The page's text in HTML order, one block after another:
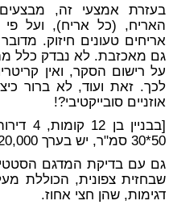
בעזרת אמצעי זה,
האריח, (כל אריח), ועל
אריחים טעונים חיזוק.
גם מאכזבת. לא נבדק כלל
על רישום הסקר, ואין
לכך. זאת ועוד, לא ברור
אוזניים סובייקטיבי?!
50*30 סמ"ר, יש בערך 20,000 אבני חיפוי - חומר למחשבה].
גם עם בדיקת המדגם
דגימות, שהן חצי אחוז.